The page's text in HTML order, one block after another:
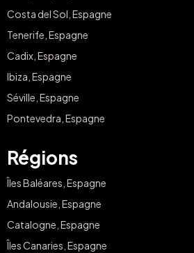
Costa del Sol, Espagne
Tenerife, Espagne
Cadix, Espagne
Ibiza, Espagne
Séville, Espagne
Pontevedra, Espagne
Régions
Îles Baléares, Espagne
Andalousie, Espagne
Catalogne, Espagne
Îles Canaries, Espagne